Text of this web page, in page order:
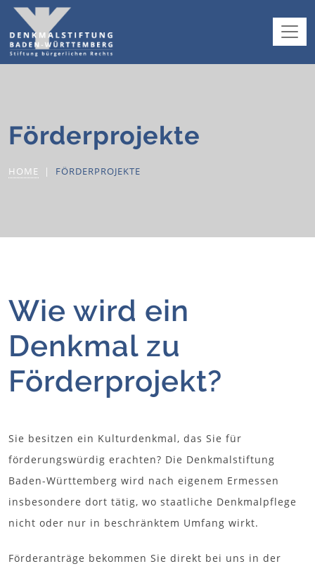
Förderprojekte
HOME FÖRDERPROJEKTE
Wie wird ein
Denkmal zu
Förderprojekt?
Sie besitzen ein Kulturdenkmal, das Sie für
förderungswürdig erachten? Die Denkmalstiftung
Baden-Württemberg wird nach eigenem Ermessen
insbesondere dort tätig, wo staatliche Denkmalpflege
nicht oder nur in beschränktem Umfang wirkt.
Förderanträge bekommen Sie direkt bei uns in der